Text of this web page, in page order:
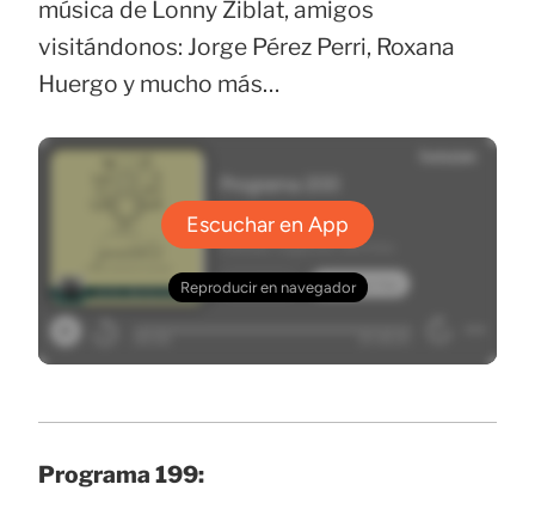
música de Lonny Ziblat, amigos
visitándonos: Jorge Pérez Perri, Roxana
Huergo y mucho más…
Programa 199: